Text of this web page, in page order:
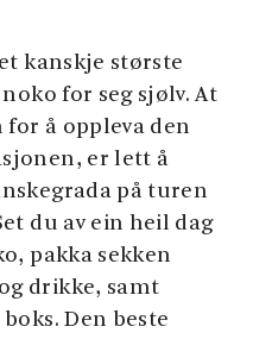
kanskje største
for seg sjølv. At
å oppleva den
er lett å
på turen
du av ein heil dag
pakka sekken
drikke, samt
Den beste